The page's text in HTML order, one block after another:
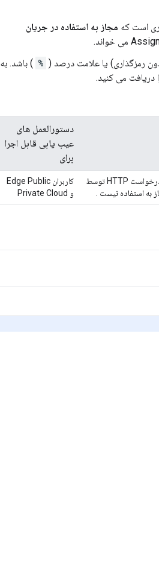
مجاز به استفاده در جریان
رمزگذاری) یا علامت درصد ( % ) باشد. به
دریافت می کنید.
دستورالعمل های
عیب یابی قابل اجرا
برای
پارامترهای فرم ارسال شده به عنوان بخشی از درخواست HTTP توسط
به استفاده نیست
کاربران Edge Public
و Private Cloud